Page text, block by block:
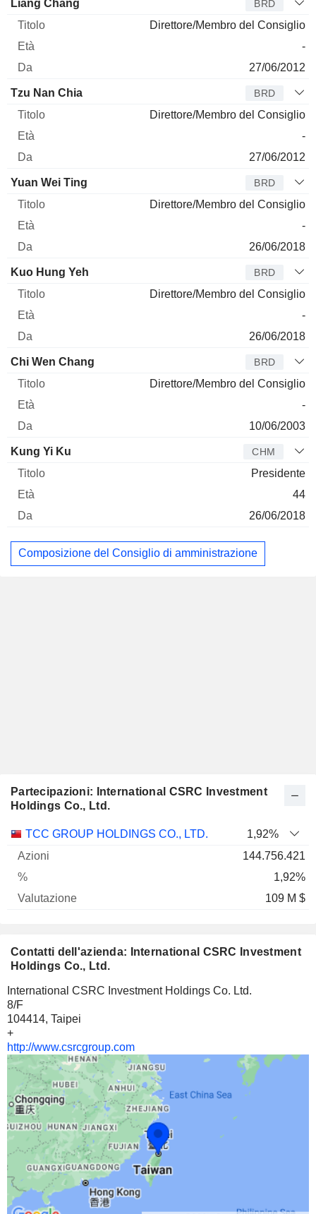
Liang Chang BRD
Direttore/Membro del Consiglio
-
27/06/2012
Tzu Nan Chia BRD
Direttore/Membro del Consiglio
-
27/06/2012
Yuan Wei Ting BRD
Direttore/Membro del Consiglio
-
26/06/2018
Kuo Hung Yeh BRD
Direttore/Membro del Consiglio
-
26/06/2018
Chi Wen Chang BRD
Direttore/Membro del Consiglio
-
10/06/2003
Kung Yi Ku CHM
Presidente
44
26/06/2018
Composizione del Consiglio di amministrazione
Partecipazioni: International CSRC Investment
Holdings Co., Ltd.
Nome Azioni % Valutazione
TCC GROUP HOLDINGS CO., LTD.
1,92%
144.756.421
1,92%
109 M $
Contatti dell'azienda: International CSRC Investment
Holdings Co., Ltd.
International CSRC Investment Holdings Co. Ltd.
8/F
104414, Taipei
+
http://www.csrcgroup.com